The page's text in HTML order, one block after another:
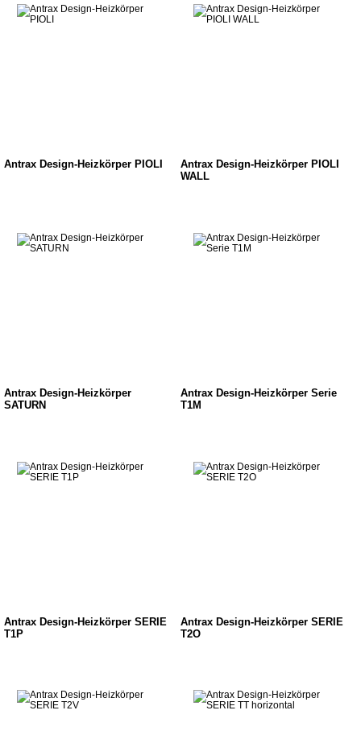
Antrax Design-Heizkörper PIOLI
Antrax Design-Heizkörper PIOLI
WALL
Antrax Design-Heizkörper
SATURN
Antrax Design-Heizkörper Serie
T1M
Antrax Design-Heizkörper SERIE
T1P
Antrax Design-Heizkörper SERIE
T2O